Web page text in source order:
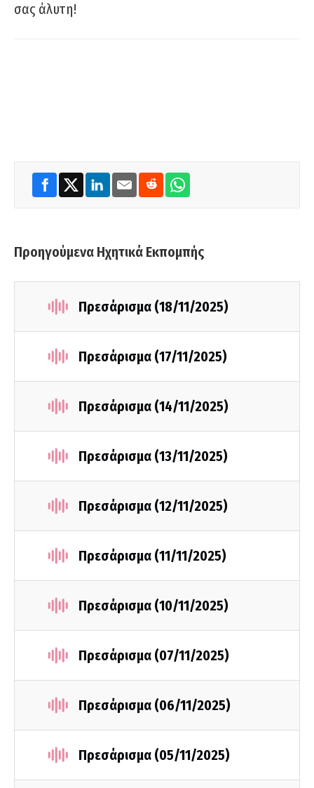
σας άλυτη!
Προηγούμενα Ηχητικά Εκπομπής
Πρεσάρισμα (18/11/2025)
Πρεσάρισμα (17/11/2025)
Πρεσάρισμα (14/11/2025)
Πρεσάρισμα (13/11/2025)
Πρεσάρισμα (12/11/2025)
Πρεσάρισμα (11/11/2025)
Πρεσάρισμα (10/11/2025)
Πρεσάρισμα (07/11/2025)
Πρεσάρισμα (06/11/2025)
Πρεσάρισμα (05/11/2025)